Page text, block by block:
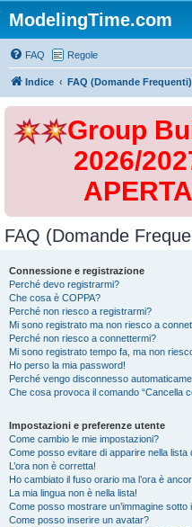
ModelingTime.com
FAQ Regole
Indice FAQ (Domande Frequenti)
Group
2026/
FAQ (Domande
Connessione e registrazione
Perché devo registrarmi?
Che cosa è COPPA?
Perché non riesco a registrarmi?
Mi sono registrato ma non riesco a
Perché non riesco a connettermi?
Mi sono registrato tempo fa, ma non
Ho perso la mia password!
Perché vengo disconnesso
Che cosa provoca il comando “Cancella
Impostazioni e preferenze utente
Come cambio le mie impostazioni?
Come posso evitare di apparire nella lista
L’ora non è corretta!
Ho cambiato il fuso orario ma l’ora è
La mia lingua non è nella lista!
Come posso mostrare un’immagine sotto
Come posso inserire un avatar?